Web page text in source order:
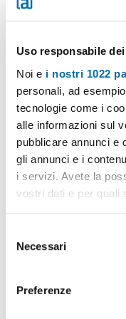
Uso responsabile
Noi e i nostri 1022
personali, ad
tecnologie come i
alle informazioni sul
pubblicare annunci e
gli annunci e i
i servizi. Avete la
vostri dati e per quali
modificare o
momento dalla
Necessari
Preferenze
550€
Cencia, Roma